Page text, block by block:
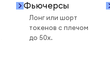
Фьючерсы
Лонг или шорт
токенов с плечом
до 50x.